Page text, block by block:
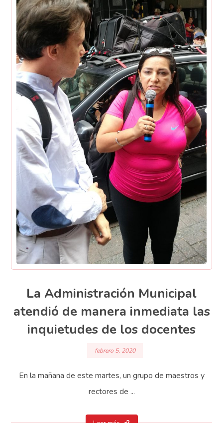
La Administración Municipal
atendió de manera inmediata las
inquietudes de los docentes
febrero 5, 2020
En la mañana de este martes, un grupo de maestros y
rectores de ...